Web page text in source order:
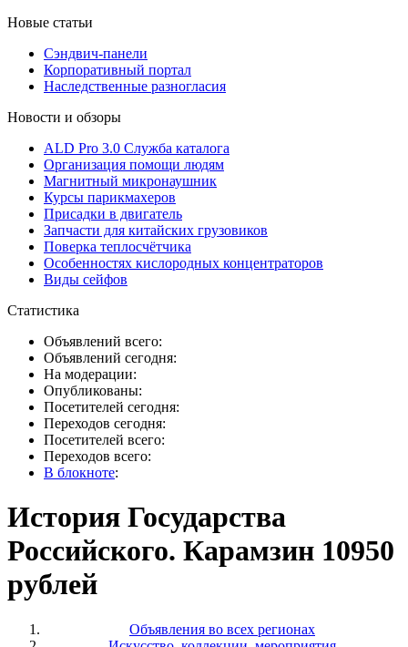
Новые статьи
Сэндвич-панели
Корпоративный портал
Наследственные разногласия
Новости и обзоры
ALD Pro 3.0 Служба каталога
Организация помощи людям
Магнитный микронаушник
Курсы парикмахеров
Присадки в двигатель
Запчасти для китайских грузовиков
Поверка теплосчётчика
Особенностях кислородных концентраторов
Виды сейфов
Статистика
Объявлений всего:
Объявлений сегодня:
На модерации:
Опубликованы:
Посетителей сегодня:
Переходов сегодня:
Посетителей всего:
Переходов всего:
В блокноте:
История Государства
Российского. Карамзин 10950
рублей
Объявления во всех регионах